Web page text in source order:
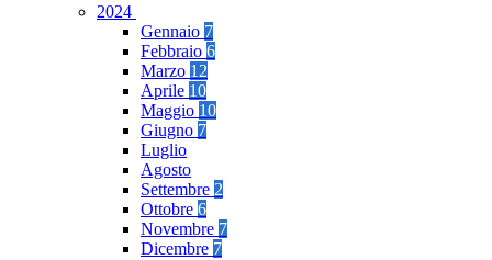
2024
Gennaio 7
Febbraio 6
Marzo 12
Aprile 10
Maggio 10
Giugno 7
Luglio
Agosto
Settembre 2
Ottobre 6
Novembre 7
Dicembre 7